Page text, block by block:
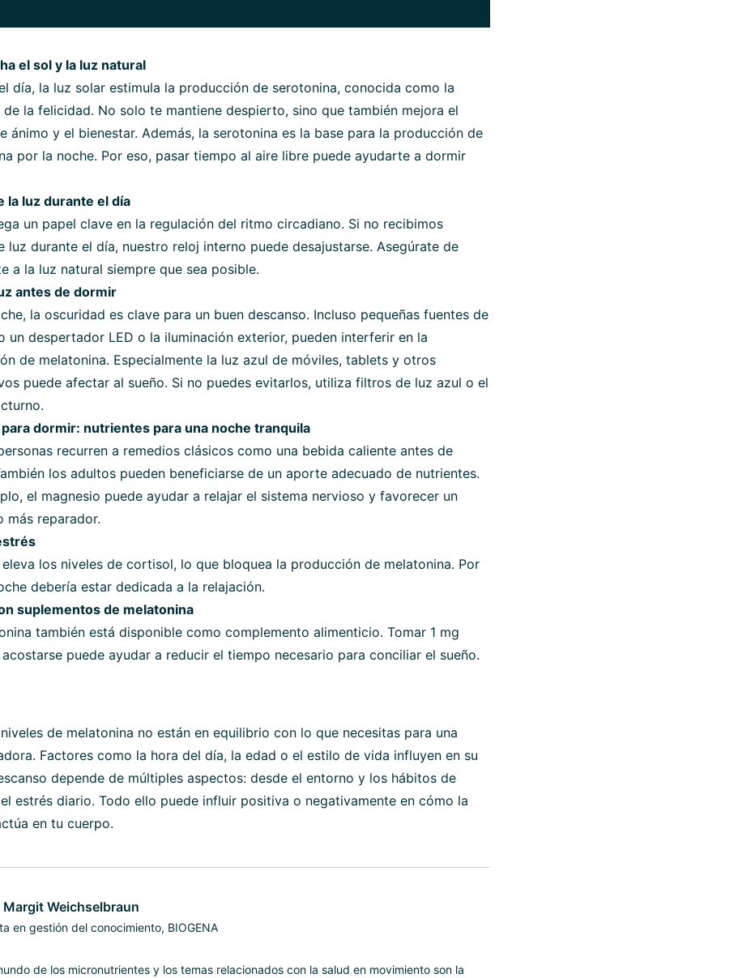
el sol y la luz natural
día, la luz solar estimula la producción de serotonina, conocida como la
de la felicidad. No solo te mantiene despierto, sino que también mejora el
ánimo y el bienestar. Además, la serotonina es la base para la producción de
por la noche. Por eso, pasar tiempo al aire libre puede ayudarte a dormir
la luz durante el día
un papel clave en la regulación del ritmo circadiano. Si no recibimos
luz durante el día, nuestro reloj interno puede desajustarse. Asegúrate de
a la luz natural siempre que sea posible.
antes de dormir
la oscuridad es clave para un buen descanso. Incluso pequeñas fuentes de
un despertador LED o la iluminación exterior, pueden interferir en la
de melatonina. Especialmente la luz azul de móviles, tablets y otros
puede afectar al sueño. Si no puedes evitarlos, utiliza filtros de luz azul o el
dormir: nutrientes para una noche tranquila
recurren a remedios clásicos como una bebida caliente antes de
los adultos pueden beneficiarse de un aporte adecuado de nutrientes.
el magnesio puede ayudar a relajar el sistema nervioso y favorecer un
más reparador.
eleva los niveles de cortisol, lo que bloquea la producción de melatonina. Por
debería estar dedicada a la relajación.
suplementos de melatonina
también está disponible como complemento alimenticio. Tomar 1 mg
puede ayudar a reducir el tiempo necesario para conciliar el sueño.
de melatonina no están en equilibrio con lo que necesitas para una
Factores como la hora del día, la edad o el estilo de vida influyen en su
depende de múltiples aspectos: desde el entorno y los hábitos de
estrés diario. Todo ello puede influir positiva o negativamente en cómo la
en tu cuerpo.
Margit Weichselbraun
en gestión del conocimiento, BIOGENA
de los micronutrientes y los temas relacionados con la salud en movimiento son la